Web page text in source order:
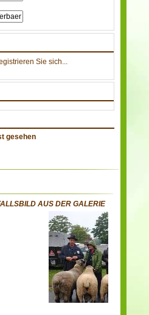
Sie sich...
gesehen
AUS DER GALERIE